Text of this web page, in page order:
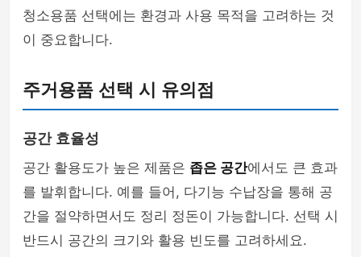
청소용품 선택에는 환경과 사용 목적을 고려하는 것
이 중요합니다.
주거용품 선택 시 유의점
공간 효율성
공간 활용도가 높은 제품은 좁은 공간에서도 큰 효과
를 발휘합니다. 예를 들어, 다기능 수납장을 통해 공
간을 절약하면서도 정리 정돈이 가능합니다. 선택 시
반드시 공간의 크기와 활용 빈도를 고려하세요.